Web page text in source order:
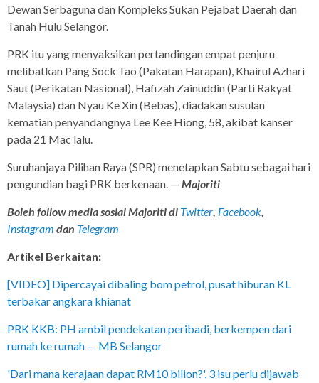
Dewan Serbaguna dan Kompleks Sukan Pejabat Daerah dan
Tanah Hulu Selangor.
PRK itu yang menyaksikan pertandingan empat penjuru
melibatkan Pang Sock Tao (Pakatan Harapan), Khairul Azhari
Saut (Perikatan Nasional), Hafizah Zainuddin (Parti Rakyat
Malaysia) dan Nyau Ke Xin (Bebas), diadakan susulan
kematian penyandangnya Lee Kee Hiong, 58, akibat kanser
pada 21 Mac lalu.
Suruhanjaya Pilihan Raya (SPR) menetapkan Sabtu sebagai hari
pengundian bagi PRK berkenaan. — Majoriti
Boleh follow media sosial Majoriti di Twitter, Facebook,
Instagram dan Telegram
Artikel Berkaitan:
[VIDEO] Dipercayai dibaling bom petrol, pusat hiburan KL
terbakar angkara khianat
PRK KKB: PH ambil pendekatan peribadi, berkempen dari
rumah ke rumah — MB Selangor
'Dari mana kerajaan dapat RM10 bilion?', 3 isu perlu dijawab